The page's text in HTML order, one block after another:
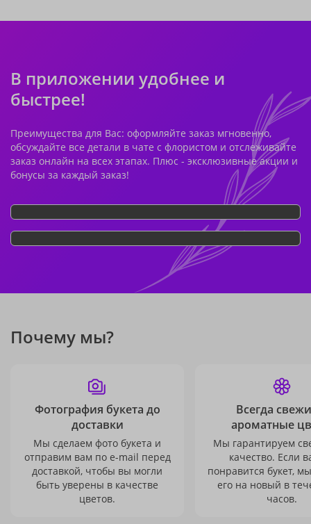
В приложении удобнее и
быстрее!
Преимущества для Вас: оформляйте заказ мгновенно,
обсуждайте все детали в чате с флористом и отслеживайте
заказ онлайн на всех этапах. Плюс - эксклюзивные акции и
бонусы за каждый заказ!
Почему мы?
Фотография букета до
доставки
Мы сделаем фото букета и
отправим вам по e-mail перед
доставкой, чтобы вы могли
быть уверены в качестве
цветов.
Всегда
ароматные
Мы гарантируем
качество. Если
понравится букет,
его на новый в
часов.